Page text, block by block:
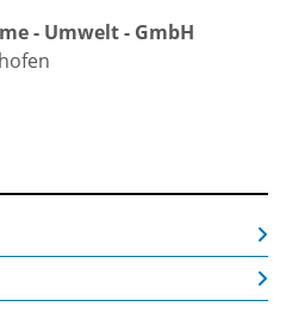
- Umwelt - GmbH